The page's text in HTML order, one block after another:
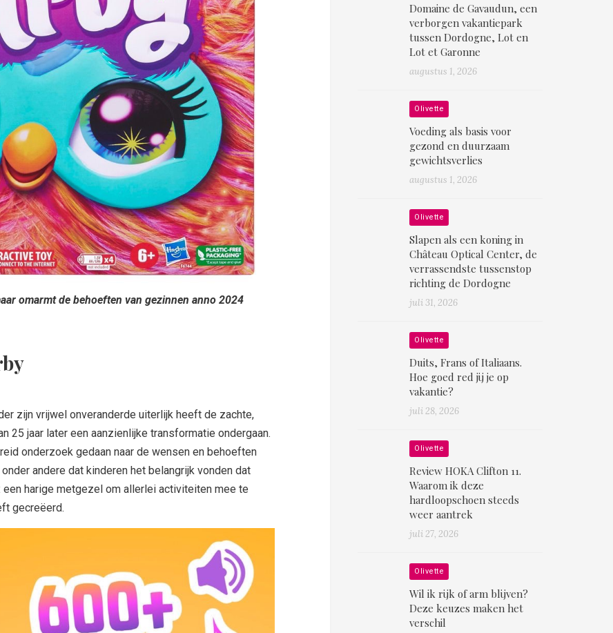
omarmt de behoeften van gezinnen anno 2024
zijn vrijwel onveranderde uiterlijk heeft de zachte,
25 jaar later een aanzienlijke transformatie ondergaan.
onderzoek gedaan naar de wensen en behoeften
andere dat kinderen het belangrijk vonden dat
harige metgezel om allerlei activiteiten mee te
gecreëerd.
Domaine de Gavaudun, een
verborgen vakantiepark
tussen Dordogne, Lot en
Lot et Garonne
augustus 1, 2026
Olivette
Voeding als basis voor
gezond en duurzaam
gewichtsverlies
augustus 1, 2026
Olivette
Slapen als een koning in
Château Optical Center, de
verrassendste tussenstop
richting de Dordogne
juli 31, 2026
Olivette
Duits, Frans of Italiaans.
Hoe goed red jij je op
vakantie?
juli 28, 2026
Olivette
Review HOKA Clifton 11.
Waarom ik deze
hardloopschoen steeds
weer aantrek
juli 27, 2026
Olivette
Wil ik rijk of arm blijven?
Deze keuzes maken het
verschil